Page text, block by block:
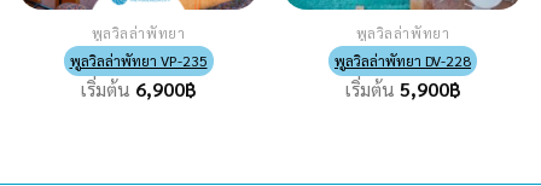
พูลวิลล่าพัทยา
พูลวิลล่าพัทยา VP-235
เริ่มต้น 6,900฿
พูลวิลล่าพัทยา
พูลวิลล่าพัทยา DV-228
เริ่มต้น 5,900฿